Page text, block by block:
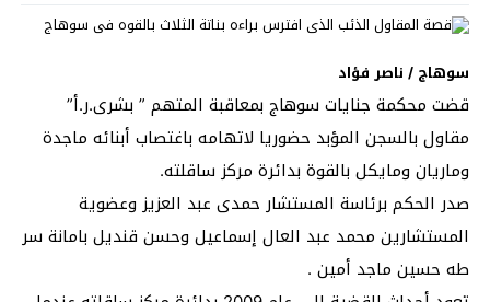
سوهاج / ناصر فؤاد
قضت محكمة جنايات سوهاج بمعاقبة المتهم ” بشرى.ر.أ”
مقاول بالسجن المؤبد حضوريا لاتهامه باغتصاب أبنائه ماجدة
وماريان ومايكل بالقوة بدائرة مركز ساقلته.
صدر الحكم برئاسة المستشار حمدى عبد العزيز وعضوية
المستشارين محمد عبد العال إسماعيل وحسن قنديل بامانة سر
طه حسين ماجد أمين .